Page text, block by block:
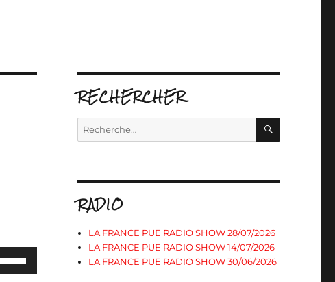
RECHERCHER
Recherche
RADIO
LA FRANCE PUE RADIO SHOW 28/07/2026
LA FRANCE PUE RADIO SHOW 14/07/2026
LA FRANCE PUE RADIO SHOW 30/06/2026